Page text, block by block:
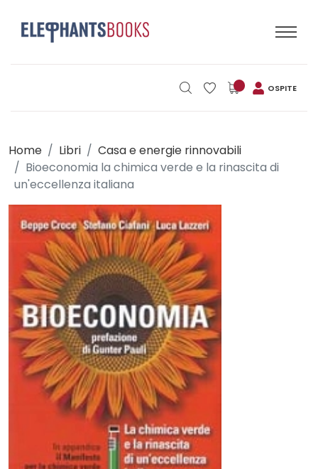
OSPITE
Home Libri
Casa e energie rinnovabili
Bioeconomia la chimica verde e la rinascita di
un'eccellenza italiana